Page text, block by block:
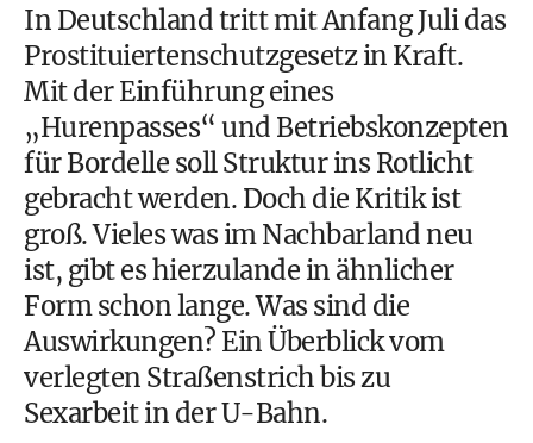
In Deutschland tritt mit Anfang Juli das
Prostituiertenschutzgesetz in Kraft.
Mit der Einführung eines
„Hurenpasses“ und Betriebskonzepten
für Bordelle soll Struktur ins Rotlicht
gebracht werden. Doch die Kritik ist
groß. Vieles was im Nachbarland neu
ist, gibt es hierzulande in ähnlicher
Form schon lange. Was sind die
Auswirkungen? Ein Überblick vom
verlegten Straßenstrich bis zu
Sexarbeit in der U-Bahn.